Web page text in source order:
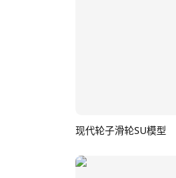
现代轮子滑轮SU模型